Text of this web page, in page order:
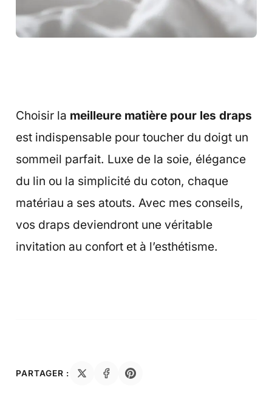
Choisir la meilleure matière pour les draps
est indispensable pour toucher du doigt un
sommeil parfait. Luxe de la soie, élégance
du lin ou la simplicité du coton, chaque
matériau a ses atouts. Avec mes conseils,
vos draps deviendront une véritable
invitation au confort et à l’esthétisme.
PARTAGER :